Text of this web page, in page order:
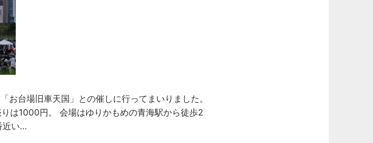
お台場旧車天国」との催しに行ってまいりました。
は1000円。 会場はゆりかもめの青海駅から徒歩2
近い…